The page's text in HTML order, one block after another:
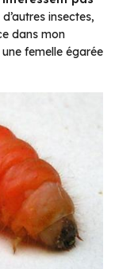
insectes,
dans mon
femelle égarée